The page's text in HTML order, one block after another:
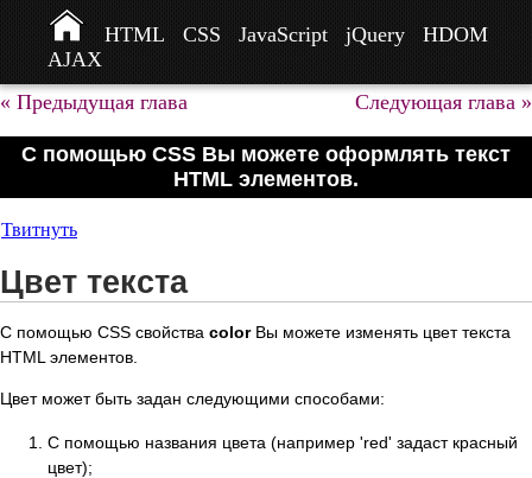
HTML CSS JavaScript jQuery
HDOM
AJAX
« Предыдущая глава
Следующая глава »
С помощью CSS Вы можете оформлять текст
HTML элементов.
Твитнуть
Цвет текста
С помощью CSS свойства colorВы можете изменять цвет текста
HTML элементов.
Цвет может быть задан следующими способами:
С помощью названия цвета (например 'red' задаст красный
цвет);